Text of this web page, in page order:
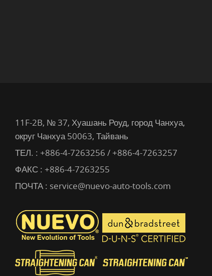
11F-2B, № 37, Хуашань Роуд, город Чанхуа,
округ Чанхуа 50063, Тайвань
ТЕЛ. : +886-4-7263256 / +886-4-7263257
ФАКС : +886-4-7263255
ПОЧТА : service@nuevo-auto-tools.com